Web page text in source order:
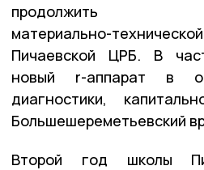
продолжить
материально-
Пичаевской ЦРБ. В
новый r-аппарат в
диагностики,
Большешереметьевский
Второй год школы